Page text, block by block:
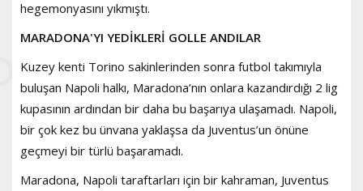
hegemonyasını yıkmıştı.
MARADONA'YI YEDİKLERİ GOLLE ANDILAR
Kuzey kenti Torino sakinlerinden sonra futbol takımıyla
buluşan Napoli halkı, Maradona’nın onlara kazandırdığı 2 lig
kupasının ardından bir daha bu başarıya ulaşamadı. Napoli,
bir çok kez bu ünvana yaklaşsa da Juventus’un önüne
geçmeyi bir türlü başaramadı.
Maradona, Napoli taraftarları için bir kahraman, Juventus